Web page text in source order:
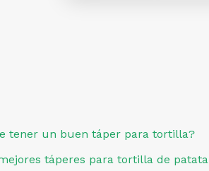
tener un buen táper para tortilla?
táperes para tortilla de patata